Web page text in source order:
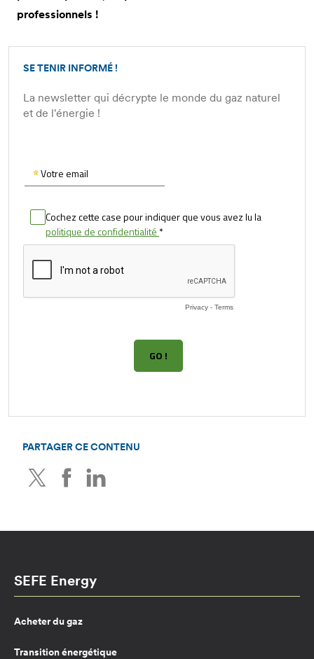
professionnels !
SE TENIR INFORMÉ !
La newsletter qui décrypte le monde du gaz naturel
et de l'énergie !
PARTAGER CE CONTENU
TwitterFacebook
SEFE Energy
Acheter du gaz
Transition énergétique